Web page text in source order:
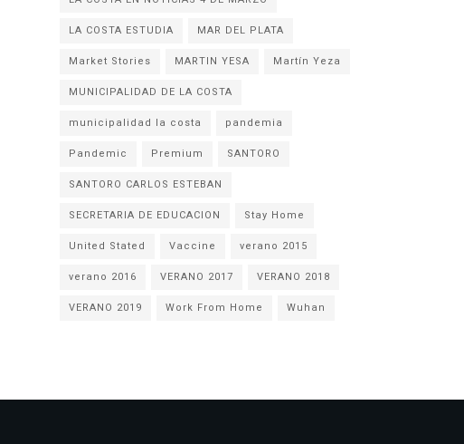
LA COSTA ESTUDIA
MAR DEL PLATA
Market Stories
MARTIN YESA
Martín Yeza
MUNICIPALIDAD DE LA COSTA
municipalidad la costa
pandemia
Pandemic
Premium
SANTORO
SANTORO CARLOS ESTEBAN
SECRETARIA DE EDUCACION
Stay Home
United Stated
Vaccine
verano 2015
verano 2016
VERANO 2017
VERANO 2018
VERANO 2019
Work From Home Wuhan